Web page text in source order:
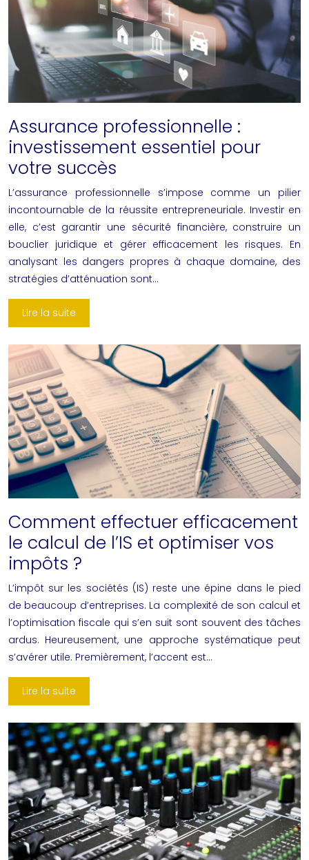
Assurance professionnelle :
investissement essentiel pour
votre succès
L’assurance professionnelle s’impose comme un pilier
incontournable de la réussite entrepreneuriale. Investir en
elle, c’est garantir une sécurité financière, construire un
bouclier juridique et gérer efficacement les risques. En
analysant les dangers propres à chaque domaine, des
stratégies d’atténuation sont…
Lire la suite
Comment effectuer efficacement
le calcul de l’IS et optimiser vos
impôts ?
L’impôt sur les sociétés (IS) reste une épine dans le pied
de beaucoup d’entreprises. La complexité de son calcul et
l’optimisation fiscale qui s’en suit sont souvent des tâches
ardus. Heureusement, une approche systématique peut
s’avérer utile. Premièrement, l’accent est…
Lire la suite